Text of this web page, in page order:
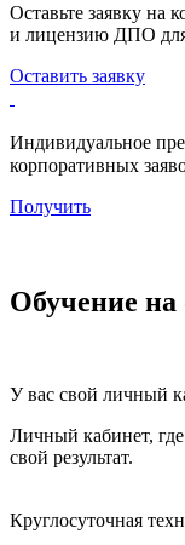
Оставьте заявку
и лицензию ДПО
Оставить заявку
Индивидуальное
корпоративных
Получить
Обучение
У вас свой личный
Личный кабинет,
свой результат.
Круглосуточная